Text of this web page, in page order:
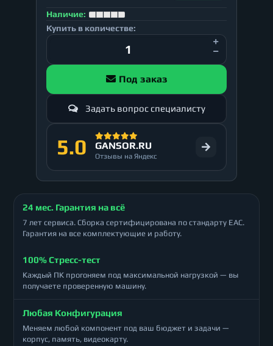
Наличие:
Купить в количестве:
Под заказ
Задать вопрос специалисту
5.0 GANSOR.RU
Отзывы на Яндекс
24 мес. Гарантия на всё
7 лет сервиса. Сборка сертифицирована по стандарту ЕАС.
Гарантия на все комплектующие и работу.
100% Стресс-тест
Каждый ПК прогоняем под максимальной нагрузкой — вы
получаете проверенную машину.
Любая Конфигурация
Меняем любой компонент под ваш бюджет и задачи —
корпус, память, видеокарту.